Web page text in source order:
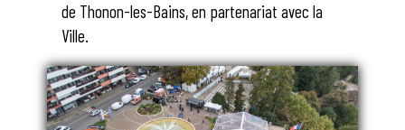
de Thonon-les-Bains, en partenariat avec la
Ville.